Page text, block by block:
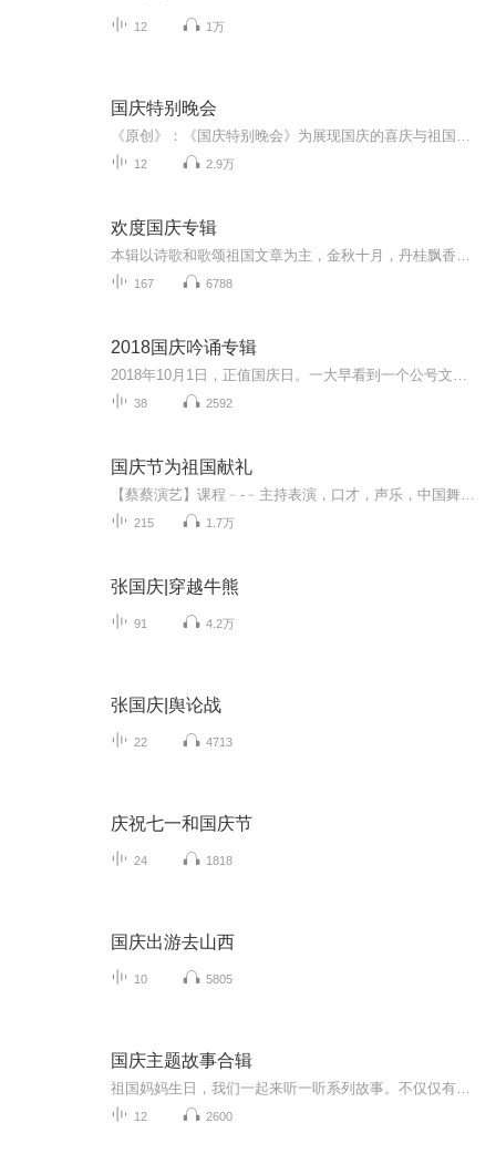
12 1万
国庆特别晚会
12 2.9万
欢度国庆专辑
167 6788
2018国庆吟诵专辑
38 2592
国庆节为祖国献礼
215 1.7万
张国庆|穿越牛熊
91 4.2万
张国庆|舆论战
22 4713
庆祝七一和国庆节
24 1818
国庆出游去山西
10 5805
国庆主题故事合辑
12 2600